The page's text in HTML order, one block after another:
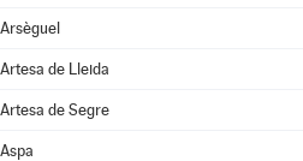
Arsèguel
Artesa de Lleida
Artesa de Segre
Aspa